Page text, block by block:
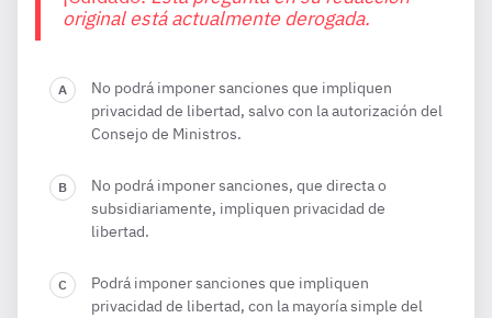
original está actualmente derogada.
No podrá imponer sanciones que impliquen
privacidad de libertad, salvo con la autorización del
Consejo de Ministros.
No podrá imponer sanciones, que directa o
subsidiariamente, impliquen privacidad de
libertad.
Podrá imponer sanciones que impliquen
privacidad de libertad, con la mayoría simple del